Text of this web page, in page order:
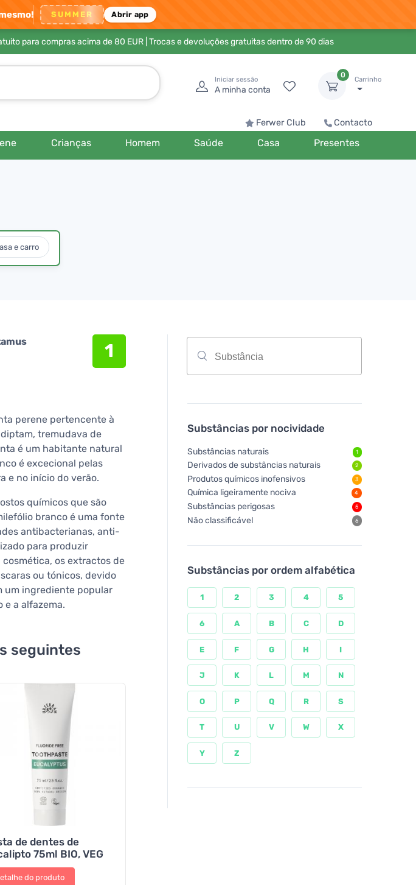
SUMMER Abrir app
para compras acima de 80 EUR| Trocas e devoluções gratuitas dentro de 90 dias
Iniciar sessão
A minha conta
0
Carrinho
Ferwer Club Contacto
Crianças Homem Saúde Casa Presentes
e carro
1
perene pertencente à
tremudava de
é um habitante natural
é excecional pelas
e no início do verão.
químicos que são
branco é uma fonte
antibacterianas, anti-
para produzir
os extractos de
ou tónicos, devido
um ingrediente popular
e a alfazema.
seguintes
de dentes de
75ml BIO, VEG
do produto
Substâncias por nocividade
Substâncias naturais 1
Derivados de substâncias naturais 2
Produtos químicos inofensivos 3
Química ligeiramente nociva 4
Substâncias perigosas 5
Não classificável 6
Substâncias por ordem alfabética
1 2 3 4 5
6 A B C D
E F G H I
J K L M N
O P Q R S
T U V W X
Y Z